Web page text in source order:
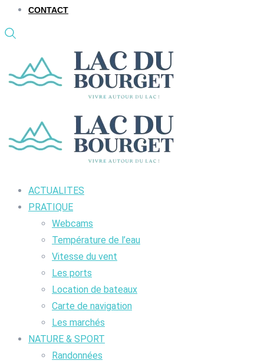
CONTACT
ACTUALITES
PRATIQUE
Webcams
Température de l’eau
Vitesse du vent
Les ports
Location de bateaux
Carte de navigation
Les marchés
NATURE & SPORT
Randonnées